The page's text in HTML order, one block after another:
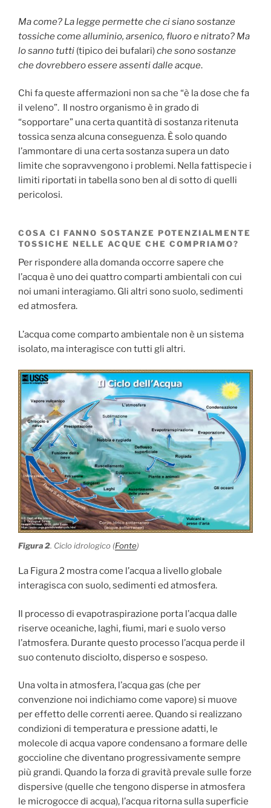
Ma come? La legge permette che ci siano sostanze
tossiche come alluminio, arsenico, fluoro e nitrato? Ma
lo sanno tutti (tipico dei bufalari)che sono sostanze
che dovrebbero essere assenti dalle acque.
Chi fa queste affermazioni non sa che “è la dose che fa
il veleno”. Il nostro organismo è in grado di
“sopportare” una certa quantità di sostanza ritenuta
tossica senza alcuna conseguenza. È solo quando
l’ammontare di una certa sostanza supera un dato
limite che sopravvengono i problemi. Nella fattispecie i
limiti riportati in tabella sono ben al di sotto di quelli
pericolosi.
COSA CI FANNO SOSTANZE POTENZIALMENTE
TOSSICHE NELLE ACQUE CHE COMPRIAMO?
Per rispondere alla domanda occorre sapere che
l’acqua è uno dei quattro comparti ambientali con cui
noi umani interagiamo. Gli altri sono suolo, sedimenti
ed atmosfera.
L’acqua come comparto ambientale non è un sistema
isolato, ma interagisce con tutti gli altri.
Figura 2. Ciclo idrologico (Fonte)
La Figura 2 mostra come l’acqua a livello globale
interagisca con suolo, sedimenti ed atmosfera.
Il processo di evapotraspirazione porta l’acqua dalle
riserve oceaniche, laghi, fiumi, mari e suolo verso
l’atmosfera. Durante questo processo l’acqua perde il
suo contenuto disciolto, disperso e sospeso.
Una volta in atmosfera, l’acqua gas (che per
convenzione noi indichiamo come vapore) si muove
per effetto delle correnti aeree. Quando si realizzano
condizioni di temperatura e pressione adatti, le
molecole di acqua vapore condensano a formare delle
goccioline che diventano progressivamente sempre
più grandi. Quando la forza di gravità prevale sulle forze
dispersive (quelle che tengono disperse in atmosfera
le microgocce di acqua), l’acqua ritorna sulla superficie